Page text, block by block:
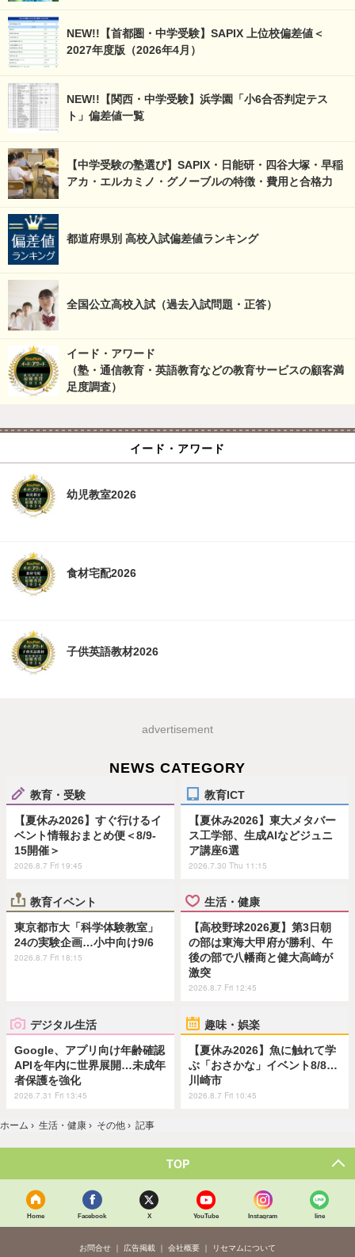
NEW!!【首都圏・中学受験】SAPIX 上位校偏差値＜
2027年度版（2026年4月）
NEW!!【関西・中学受験】浜学園「小6合否判定テス
ト」偏差値一覧
【中学受験の塾選び】SAPIX・日能研・四谷大塚・早稲
アカ・エルカミノ・グノーブルの特徴・費用と合格力
都道府県別 高校入試偏差値ランキング
全国公立高校入試（過去入試問題・正答）
イード・アワード
（塾・通信教育・英語教育などの教育サービスの顧客満
足度調査）
イード・アワード
幼児教室2026
食材宅配2026
子供英語教材2026
advertisement
NEWS CATEGORY
教育・受験
【夏休み2026】すぐ行けるイ
ベント情報おまとめ便＜8/9-
15開催＞
2026.8.7 Fri 19:45
教育ICT
【夏休み2026】東大メタバー
ス工学部、生成AIなどジュニ
ア講座6選
2026.7.30 Thu 11:15
教育イベント
東京都市大「科学体験教室」
24の実験企画…小中向け9/6
2026.8.7 Fri 18:15
生活・健康
【高校野球2026夏】第3日朝
の部は東海大甲府が勝利、午
後の部で八幡商と健大高崎が
激突
2026.8.7 Fri 12:45
デジタル生活
Google、アプリ向け年齢確認
APIを年内に世界展開…未成年
者保護を強化
2026.7.31 Fri 13:45
趣味・娯楽
【夏休み2026】魚に触れて学
ぶ「おさかな」イベント8/8…
川崎市
2026.8.7 Fri 10:45
ホーム › 生活・健康 › その他 › 記事
TOP
Home Facebook X YouTube Instagram line
お問合せ 広告掲載 会社概要 リセマムについて